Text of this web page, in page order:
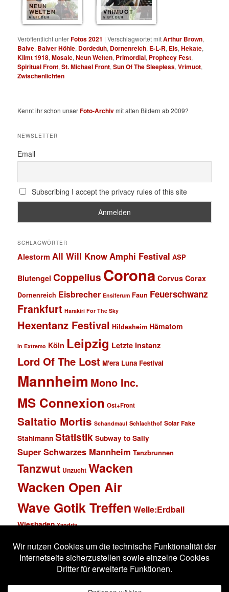
NEUN
WELTEN
6 BILDER
VRIMUOT
5 BILDER
Veröffentlicht unterFotos 2021 |Verschlagwortet mitArthur Brown,
Balve, Balver Höhle, Dordeduh, Dornenreich, E-L-R, Eis,Hekate,
Klimt 1918,Mosaic,Neun Welten, Primordial, Prophecy Fest,
Spiritual Front,St. Michael Front,Sun Of The Sleepless,Vrimuot,
Zwischenlichten
Kennt ihr schon unserFoto-Archivmit alten Bildern ab 2009?
NEWSLETTER
Email
Subscribing I accept the privacy rules of this site
SCHLAGWÖRTER
Alestorm All Will KnowAmphi Festival ASP
Blutengel Coppelius Corona Corvus Corax
Dornenreich Eisbrecher Ensiferum Faun Feuerschwanz
Frankfurt Harakiri For The Sky
Hexentanz Festival Hildesheim Hämatom
In Extremo Köln Leipzig Letzte Instanz
Lord Of The Lost M'era Luna Festival
Mannheim Mono Inc.
MS Connexion Ost+Front
Saltatio Mortis Schandmaul Schlachthof Solar Fake
Stahlmann Statistik Subway to Sally
Super Schwarzes Mannheim Tanzbrunnen
Tanzwut Unzucht Wacken
Wacken Open Air
Wave Gotik Treffen Welle:Erdball
Wiesbaden Xandria
Impressum